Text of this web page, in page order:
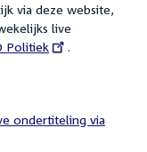
via deze website,
live
Politiek .
ondertiteling via